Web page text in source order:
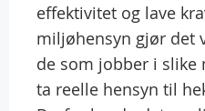
effektivitet og lave
miljøhensyn gjør det
de som jobber i slike
ta reelle hensyn til